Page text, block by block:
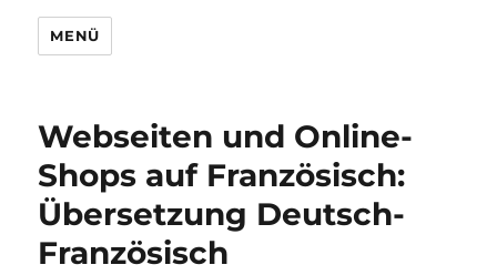
MENÜ
Webseiten und Online-
Shops auf Französisch:
Übersetzung Deutsch-
Französisch